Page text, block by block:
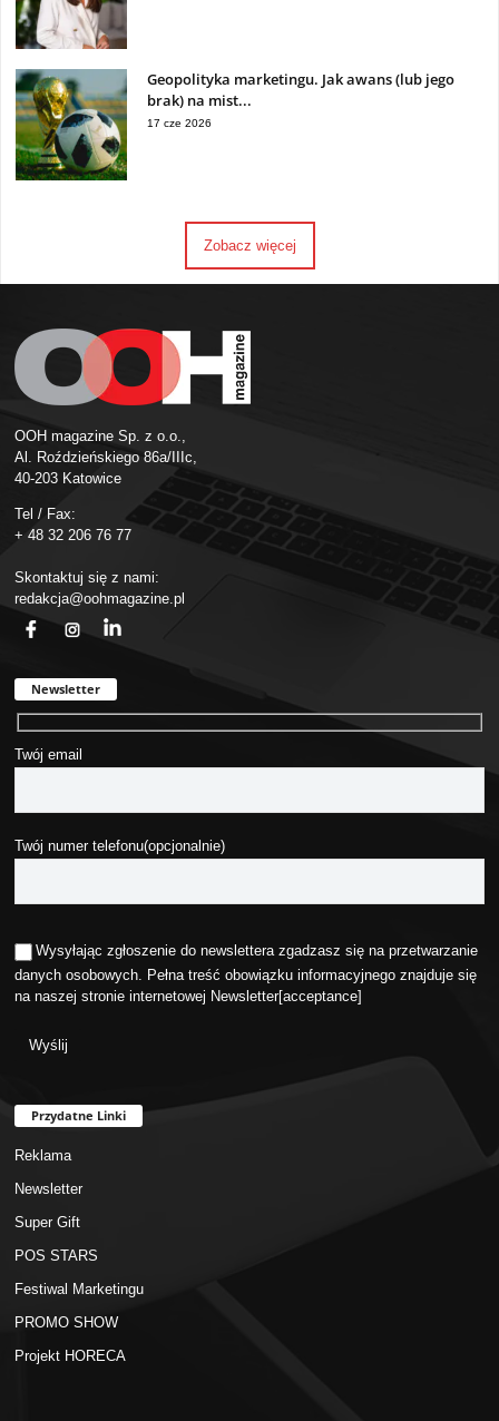
Geopolityka marketingu. Jak awans (lub jego
brak) na mist...
17 cze 2026
Zobacz więcej
OOH magazine Sp. z o.o.,
Al. Roździeńskiego 86a/IIIc,
40-203 Katowice
Tel / Fax:
+ 48 32 206 76 77
Skontaktuj się z nami:
redakcja@oohmagazine.pl
Newsletter
Twój email
Twój numer telefonu(opcjonalnie)
Wysyłając zgłoszenie do newslettera zgadzasz się na przetwarzanie
danych osobowych. Pełna treść obowiązku informacyjnego znajduje się
na naszej stronie internetowej Newsletter[acceptance]
Przydatne Linki
Reklama
Newsletter
Super Gift
POS STARS
Festiwal Marketingu
PROMO SHOW
Projekt HORECA